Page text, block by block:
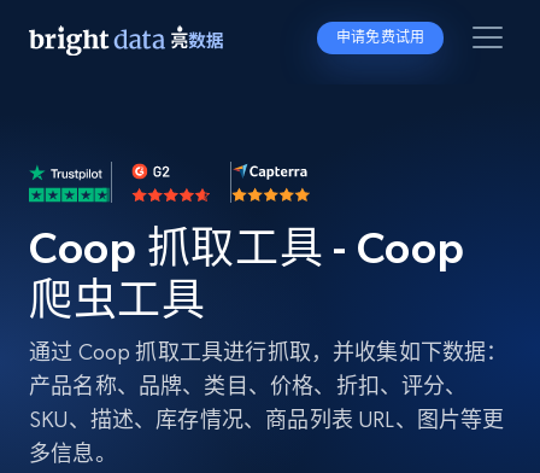
申请免费试用
Coop 抓取工具 - Coop
爬虫工具
通过 Coop 抓取工具进行抓取，并收集如下数据：
产品名称、品牌、类目、价格、折扣、评分、
SKU、描述、库存情况、商品列表 URL、图片等更
多信息。